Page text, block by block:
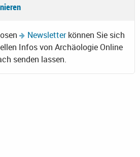
Newsletterkönnen Sie sich
Infos von Archäologie Online
senden lassen.